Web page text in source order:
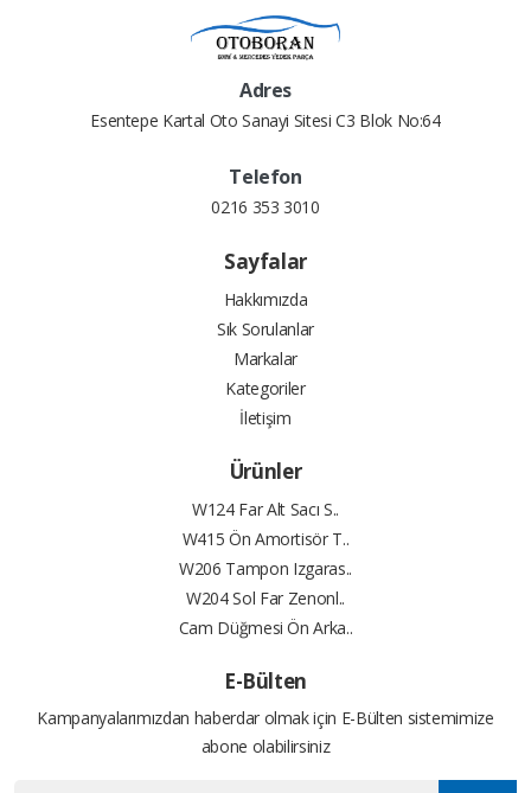
Adres
Esentepe Kartal Oto Sanayi Sitesi C3 Blok No:64
Telefon
0216 353 3010
Sayfalar
Hakkımızda
Sık Sorulanlar
Markalar
Kategoriler
İletişim
Ürünler
W124 Far Alt Sacı S..
W415 Ön Amortisör T..
W206 Tampon Izgaras..
W204 Sol Far Zenonl..
Cam Düğmesi Ön Arka..
E-Bülten
Kampanyalarımızdan haberdar olmak için E-Bülten sistemimize
abone olabilirsiniz